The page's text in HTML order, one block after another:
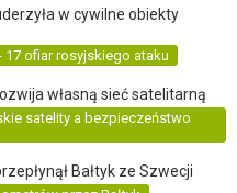
w cywilne obiekty
17 ofiar rosyjskiego ataku
własną sieć satelitarną
satelity a bezpieczeństwo
Bałtyk ze Szwecji